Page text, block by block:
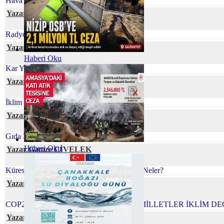
Haberi Oku
Haberi Oku
Yazar Ecem GÜNEY
Radyoaktif Atık Yönetimi
Yazar Berna UÇAR
Kar Yağışının Faydaları
Yazar Prof. Dr. Zeynep ZAİMOĞLU
İklim Değişikliği ve Gıda Arzı
Yazar Dr. Hülya GÜNAY
Gıda Kayıpları ve Atıklarının Azaltılması
Yazar Gamze CİVELEK
Küreselleşen Dünyamızda Çevre Sorunları Neler?
Yazar Şafak ÖZSOY
COP26 NEDEN ÖNEMLİ BİRLEŞMİŞ MİLLETLER İKLİM
Yazar İlkim YİĞİT